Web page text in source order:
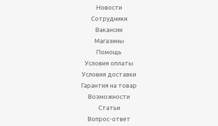
Новости
Сотрудники
Вакансии
Магазины
Помощь
Условия оплаты
Условия доставки
Гарантия на товар
Возможности
Статьи
Вопрос-ответ